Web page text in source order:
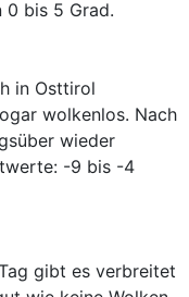
0 bis 5 Grad.
in Osttirol
wolkenlos. Nach
wieder
-9 bis -4
gibt es verbreitet